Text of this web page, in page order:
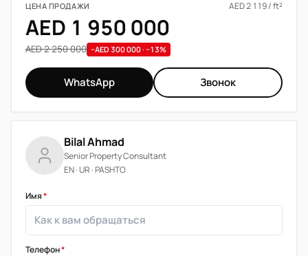
ЦЕНА ПРОДАЖИ AED 2 119 / ft²
AED 1 950 000
AED 2 250 000 −AED 300 000 · −13%
WhatsApp Звонок
Bilal Ahmad
Senior Property Consultant
EN · UR · PASHTO
Имя*
Телефон*